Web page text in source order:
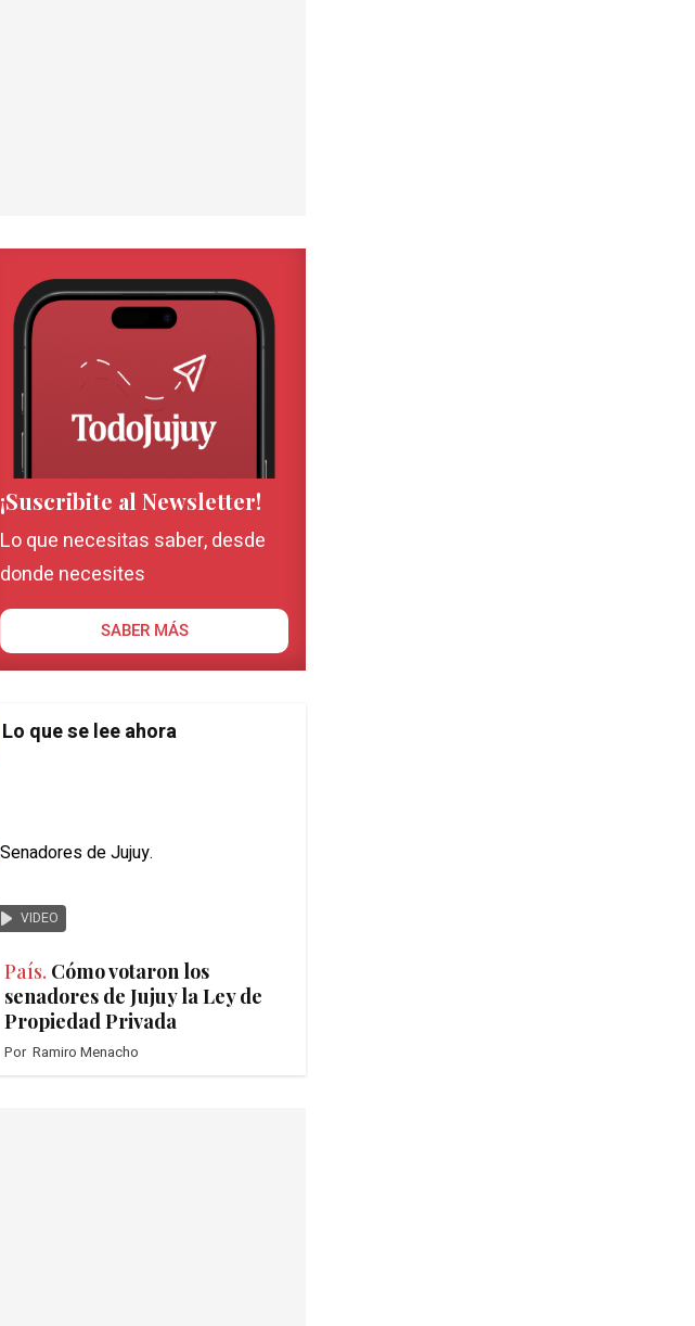
¡Suscribite al Newsletter!
Lo que necesitas saber, desde
donde necesites
SABER MÁS
Lo que se lee ahora
VIDEO
País. Cómo votaron los
senadores de Jujuy la Ley de
Propiedad Privada
Por Ramiro Menacho